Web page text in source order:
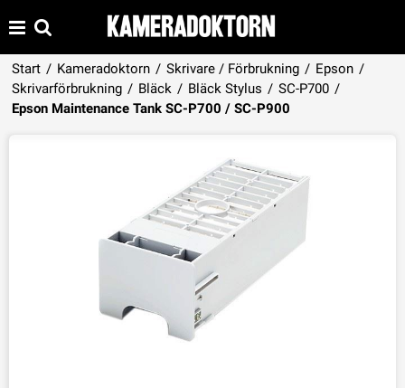
Start / Kameradoktorn / Skrivare / Förbrukning / Epson /
Skrivarförbrukning / Bläck / Bläck Stylus / SC-P700 /
Epson Maintenance Tank SC-P700 / SC-P900
Produkten har lagts i din varukorg